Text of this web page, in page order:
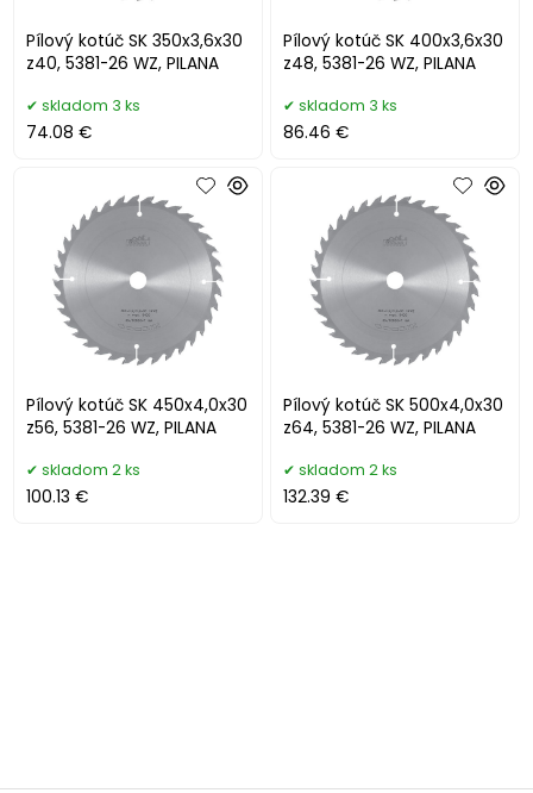
Pílový kotúč SK 350x3,6x30
z40, 5381-26 WZ, PILANA
skladom 3 ks
74.08 €
Pílový kotúč SK 400x3,6x30
z48, 5381-26 WZ, PILANA
skladom 3 ks
86.46 €
Pílový kotúč SK 450x4,0x30
z56, 5381-26 WZ, PILANA
skladom 2 ks
100.13 €
Pílový kotúč SK 500x4,0x30
z64, 5381-26 WZ, PILANA
skladom 2 ks
132.39 €